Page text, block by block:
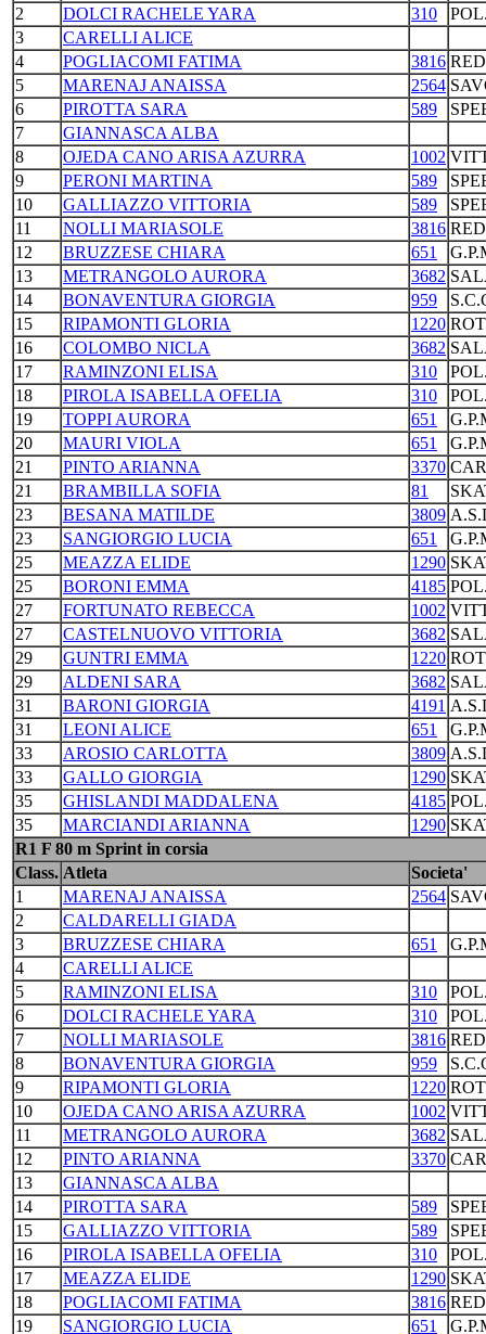
2
DOLCI RACHELE YARA 310
3
CARELLI ALICE
4
POGLIACOMI FATIMA 3816
5
MARENAJ ANAISSA 2564
6
PIROTTA SARA 589
7
GIANNASCA ALBA
8
OJEDA CANO ARISA AZURRA 1002
9
PERONI MARTINA 589
10
GALLIAZZO VITTORIA 589
11
NOLLI MARIASOLE 3816
12
BRUZZESE CHIARA 651
13
METRANGOLO AURORA 3682
14
BONAVENTURA GIORGIA 959
15
RIPAMONTI GLORIA 1220
16
COLOMBO NICLA 3682
17
RAMINZONI ELISA 310
18
PIROLA ISABELLA OFELIA 310
19
TOPPI AURORA 651
20
MAURI VIOLA 651
21
PINTO ARIANNA 3370
21
BRAMBILLA SOFIA 81
23
BESANA MATILDE 3809
23
SANGIORGIO LUCIA 651
25
MEAZZA ELIDE 1290
25
BORONI EMMA 4185
27
FORTUNATO REBECCA 1002
27
CASTELNUOVO VITTORIA 3682
29
GUNTRI EMMA 1220
29
ALDENI SARA 3682
31
BARONI GIORGIA 4191
31
LEONI ALICE 651
33
AROSIO CARLOTTA 3809
33
GALLO GIORGIA 1290
35
GHISLANDI MADDALENA 4185
35
MARCIANDI ARIANNA 1290
R1 F 80 m Sprint in corsia
Class. Atleta
Societa'
1
MARENAJ ANAISSA 2564
2
CALDARELLI GIADA
3
BRUZZESE CHIARA 651
4
CARELLI ALICE
5
RAMINZONI ELISA 310
6
DOLCI RACHELE YARA 310
7
NOLLI MARIASOLE 3816
8
BONAVENTURA GIORGIA 959
9
RIPAMONTI GLORIA 1220
10
OJEDA CANO ARISA AZURRA 1002
11
METRANGOLO AURORA 3682
12
PINTO ARIANNA 3370
13
GIANNASCA ALBA
14
PIROTTA SARA 589
15
GALLIAZZO VITTORIA 589
16
PIROLA ISABELLA OFELIA 310
17
MEAZZA ELIDE 1290
18
POGLIACOMI FATIMA 3816
19
SANGIORGIO LUCIA 651